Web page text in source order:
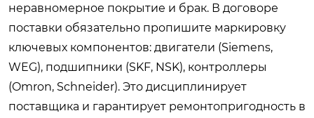
неравномерное покрытие и брак. В договоре
поставки обязательно пропишите маркировку
ключевых компонентов: двигатели (Siemens,
WEG), подшипники (SKF, NSK), контроллеры
(Omron, Schneider). Это дисциплинирует
поставщика и гарантирует ремонтопригодность в